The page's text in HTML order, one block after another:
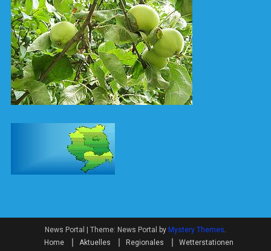
News Portal Theme: News Portal by Mystery Themes.
Home
Aktuelles Regionales Wetterstationen